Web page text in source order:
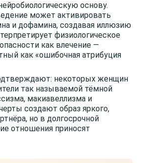
основу.
может активировать
и дофамина, создавая иллюзию
физиологическое
как влечение —
как «ошибочная атрибуция
некоторых женщин
так называемой тёмной
макиавеллизма и
создают образ яркого,
но в долгосрочной
отношения приносят